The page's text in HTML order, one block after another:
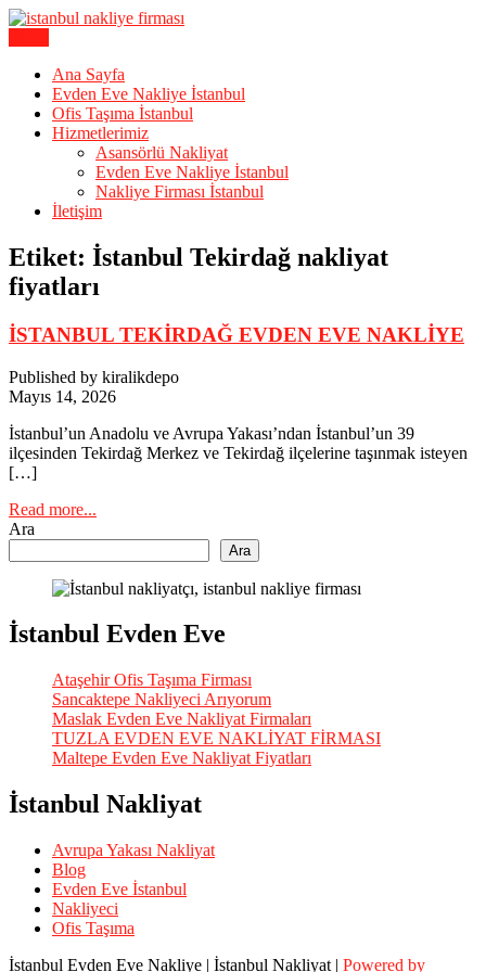
Skip
İstanbul Evden Eve Nakliye |
İstanbul Nakliyat
Ana Sayfa
Evden Eve Nakliye İstanbul
Ofis Taşıma İstanbul
Hizmetlerimiz
Asansörlü Nakliyat
Evden Eve Nakliye İstanbul
Nakliye Firması İstanbul
İletişim
Etiket: İstanbul Tekirdağ nakliyat
fiyatları
İSTANBUL TEKİRDAĞ EVDEN EVE NAKLİYE
Published by kiralikdepo
Mayıs 14, 2026
İstanbul’un Anadolu ve Avrupa Yakası’ndan İstanbul’un 39
ilçesinden Tekirdağ Merkez ve Tekirdağ ilçelerine taşınmak isteyen
[…]
Read more...
Ara
Ara
İstanbul Evden Eve
Ataşehir Ofis Taşıma Firması
Sancaktepe Nakliyeci Arıyorum
Maslak Evden Eve Nakliyat Firmaları
TUZLA EVDEN EVE NAKLİYAT FİRMASI
Maltepe Evden Eve Nakliyat Fiyatları
İstanbul Nakliyat
Avrupa Yakası Nakliyat
Blog
Evden Eve İstanbul
Nakliyeci
Ofis Taşıma
İstanbul Evden Eve Nakliye | İstanbul Nakliyat | Powered by